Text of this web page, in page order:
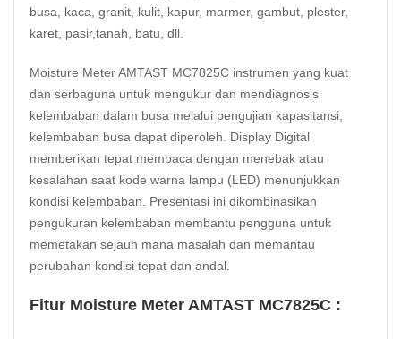
busa, kaca, granit, kulit, kapur, marmer, gambut, plester,
karet, pasir,tanah, batu, dll.
Moisture Meter AMTAST MC7825C instrumen yang kuat
dan serbaguna untuk mengukur dan mendiagnosis
kelembaban dalam busa melalui pengujian kapasitansi,
kelembaban busa dapat diperoleh. Display Digital
memberikan tepat membaca dengan menebak atau
kesalahan saat kode warna lampu (LED) menunjukkan
kondisi kelembaban. Presentasi ini dikombinasikan
pengukuran kelembaban membantu pengguna untuk
memetakan sejauh mana masalah dan memantau
perubahan kondisi tepat dan andal.
Fitur Moisture Meter AMTAST MC7825C :